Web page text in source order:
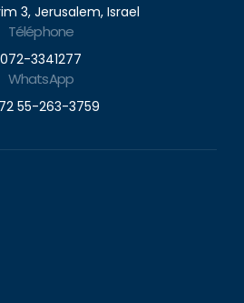
3, Jerusalem, Israel
Téléphone
072-3341277
WhatsApp
55-263-3759